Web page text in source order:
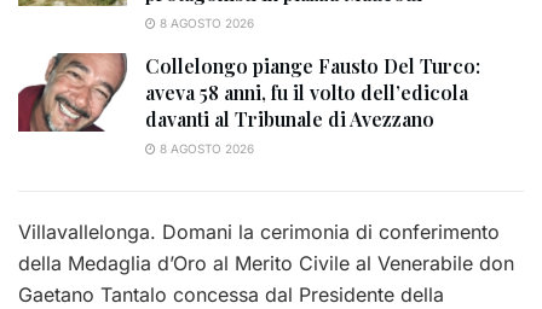
8 AGOSTO 2026
Collelongo piange Fausto Del Turco:
aveva 58 anni, fu il volto dell’edicola
davanti al Tribunale di Avezzano
8 AGOSTO 2026
Villavallelonga. Domani la cerimonia di conferimento
della Medaglia d’Oro al Merito Civile al Venerabile don
Gaetano Tantalo concessa dal Presidente della